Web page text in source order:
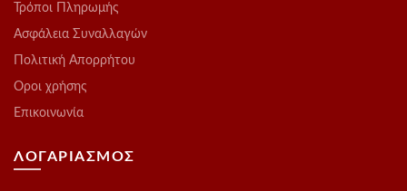
Τρόποι Πληρωμής
Ασφάλεια Συναλλαγών
Πολιτική Απορρήτου
Οροι χρήσης
Επικοινωνία
ΛΟΓΑΡΙΑΣΜΟΣ